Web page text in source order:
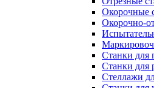
Окорочные
Окорочно-
Станки для
Станки для
Стеллажи